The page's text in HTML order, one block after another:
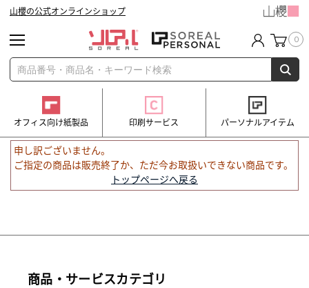
山櫻の公式オンラインショップ
0
オフィス向け紙製品 印刷サービス パーソナルアイテム
申し訳ございません。
ご指定の商品は販売終了か、ただ今お取扱いできない商品です。
トップページへ戻る
商品・サービスカテゴリ